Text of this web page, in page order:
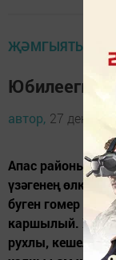
ҖӘМГЫЯТЬ ҺӘМ
Юбилеегыз
автор, 27
Апас районының
үзәгенең өлкән
буген гомер
каршылый.
рухлы,